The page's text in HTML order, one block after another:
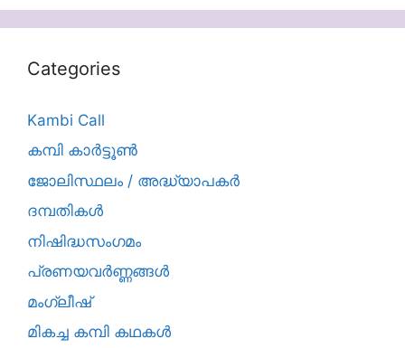
Categories
Kambi Call
കമ്പി കാർട്ടൂൺ
ജോലിസ്ഥലം / അദ്ധ്യാപകർ
ദമ്പതികള്‍
നിഷിദ്ധസംഗമം
പ്രണയവർണ്ണങ്ങൾ
മംഗ്ലീഷ്
മികച്ച കമ്പി കഥകൾ